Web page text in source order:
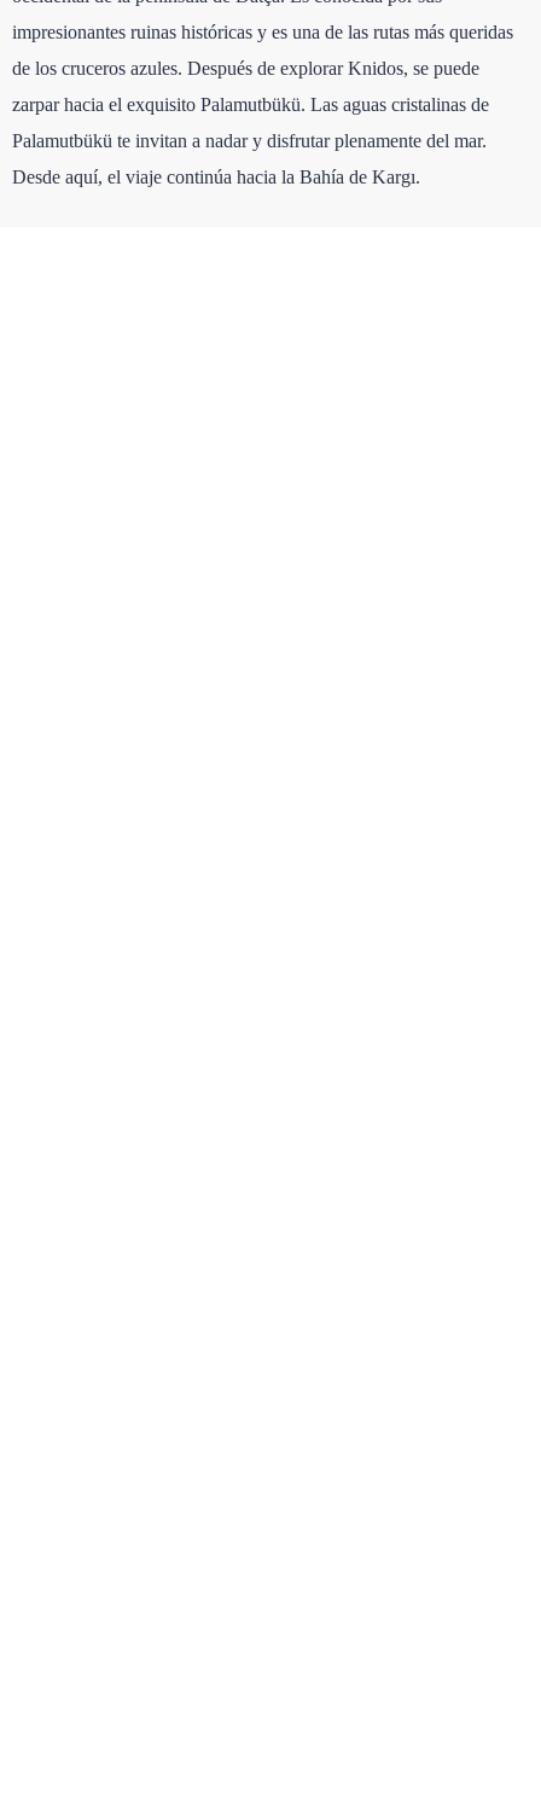
impresionantes ruinas históricas y es una de las rutas más queridas
de los cruceros azules. Después de explorar Knidos, se puede
zarpar hacia el exquisito Palamutbükü. Las aguas cristalinas de
Palamutbükü te invitan a nadar y disfrutar plenamente del mar.
Desde aquí, el viaje continúa hacia la Bahía de Kargı.